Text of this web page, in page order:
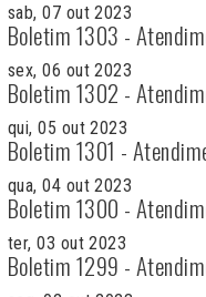
sab, 07 out 2023
Boletim 1303 -
sex, 06 out 2023
Boletim 1302 -
qui, 05 out 2023
Boletim 1301 -
qua, 04 out 2023
Boletim 1300 -
ter, 03 out 2023
Boletim 1299 -